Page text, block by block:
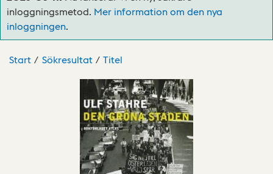
inloggningsmetod. Mer information om den nya
inloggningen.
Start Sökresultat Titel